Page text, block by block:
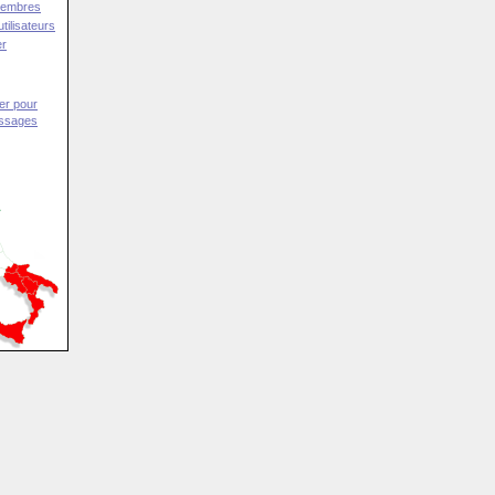
pour